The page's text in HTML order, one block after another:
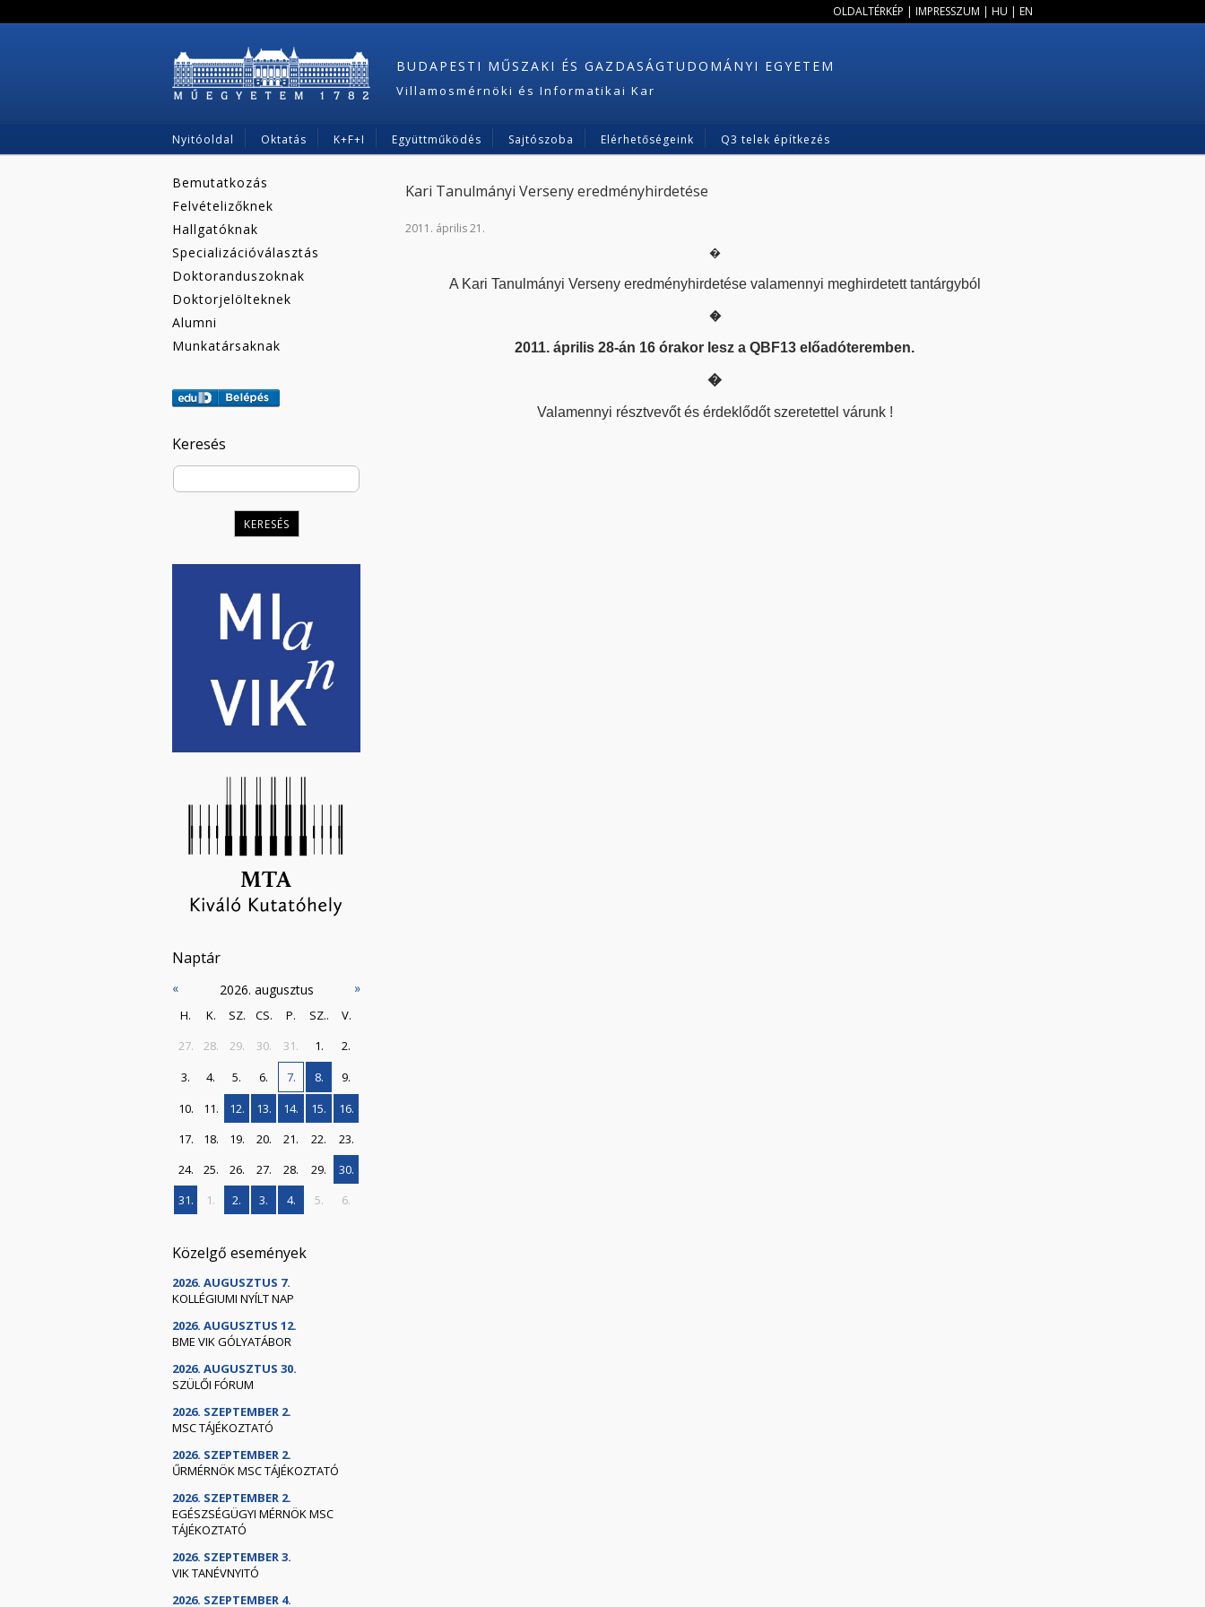
OLDALTÉRKÉP | IMPRESSZUM | HU | EN
BUDAPESTI MŰSZAKI ÉS GAZDASÁGTUDOMÁNYI EGYETEM
Villamosmérnöki és Informatikai Kar
Nyitóoldal Oktatás K+F+I Együttműködés Sajtószoba Elérhetőségeink Q3 telek építkezés
Bemutatkozás
Felvételizőknek
Hallgatóknak
Specializációválasztás
Doktoranduszoknak
Doktorjelölteknek
Alumni
Munkatársaknak
Keresés
Naptár
« 2026. augusztus »
H. K. SZ. CS. P. SZ..
V.
27.
28. 29. 30. 31. 1.
2.
3.
4. 5. 6. 7. 8.
9.
10.
11. 12. 13. 14. 15.
16.
17.
18. 19. 20. 21. 22.
23.
24.
25. 26. 27. 28. 29.
30.
31.
1. 2. 3. 4. 5. 6.
Közelgő események
2026. AUGUSZTUS 7.
KOLLÉGIUMI NYÍLT NAP
2026. AUGUSZTUS 12.
BME VIK GÓLYATÁBOR
2026. AUGUSZTUS 30.
SZÜLŐI FÓRUM
2026. SZEPTEMBER 2.
MSC TÁJÉKOZTATÓ
2026. SZEPTEMBER 2.
ŰRMÉRNÖK MSC TÁJÉKOZTATÓ
2026. SZEPTEMBER 2.
EGÉSZSÉGÜGYI MÉRNÖK MSC
TÁJÉKOZTATÓ
2026. SZEPTEMBER 3.
VIK TANÉVNYITÓ
2026. SZEPTEMBER 4.
Kari Tanulmányi Verseny eredményhirdetése
2011. április 21.
�
A Kari Tanulmányi Verseny eredményhirdetése valamennyi meghirdetett tantárgyból
�
2011. április 28-án 16 órakor lesz a QBF13 előadóteremben.
�
Valamennyi résztvevőt és érdeklődőt szeretettel várunk !